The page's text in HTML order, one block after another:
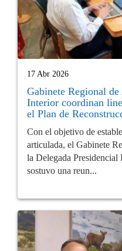
17 Abr 2026
Gabinete Regional
Interior coordinan
el Plan de
Con el objetivo de
articulada, el Gabinete
la Delegada
sostuvo una reun...